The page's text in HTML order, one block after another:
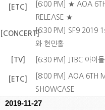
[ETC]
[6:00 PM] ★ AOA
RELEASE ★
[CONCERT][6:30 PM] SF9 2019
와 현민홀
[TV] [6:30 PM] JTBC 아이
[ETC]
[8:00 PM] AOA 6TH
SHOWCASE
2019-11-27